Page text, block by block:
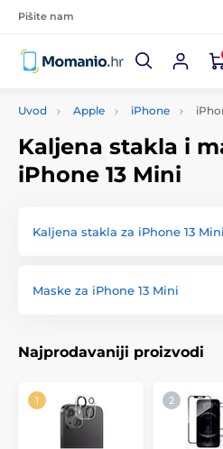
Pišite nam
Uvod Apple iPhone
Kaljena stakla i
iPhone 13 Mini
Kaljena stakla za iPhone 13 Mini
Maske za iPhone 13 Mini
Najprodavaniji proizvodi